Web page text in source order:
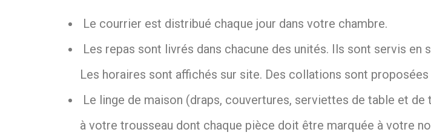
Le courrier est distribué chaque jour dans votre chambre.
Les repas sont livrés dans chacune des unités. Ils sont servis
Les horaires sont affichés sur site. Des collations sont proposées
Le linge de maison (draps, couvertures, serviettes de table et
à votre trousseau dont chaque pièce doit être marquée à votre